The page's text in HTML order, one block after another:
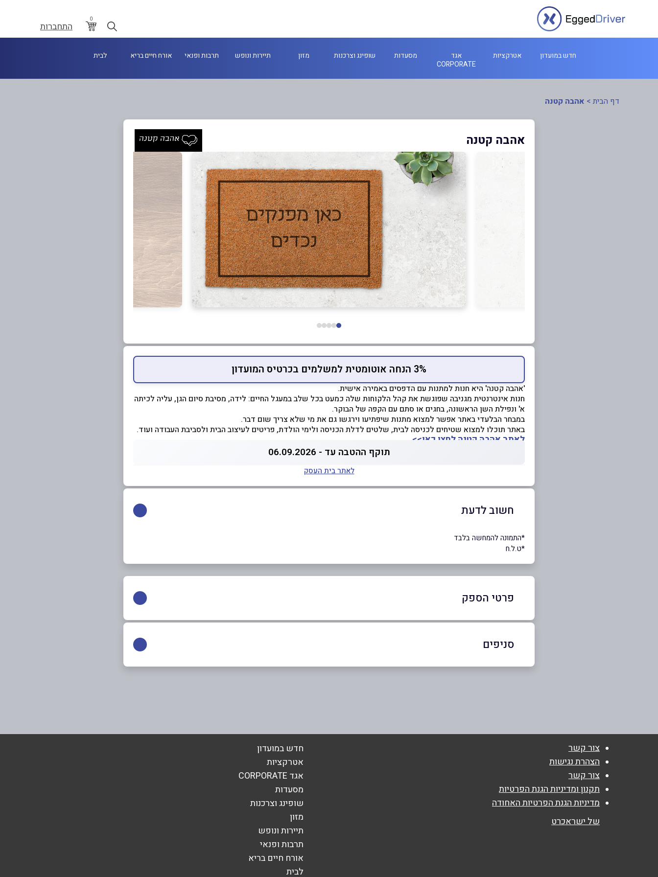
0
התחברות
חדש במועדון אטרקציות
אגד
CORPORATE
מסעדות שופינג וצרכנות מזון תיירות ונופש תרבות ופנאי אורח חיים בריא לבית
דף הבית > אהבה קטנה
אהבה קטנה
3% הנחה אוטומטית למשלמים בכרטיס המועדון
'אהבה קטנה' היא חנות למתנות עם הדפסים באמירה אישית.
חנות אינטרנטית מגניבה שפוגשת את קהל הלקוחות שלה כמעט בכל שלב במעגל החיים: לידה, מסיבת סיום הגן, עליה לכיתה
א' ונפילת השן הראשונה, בחגים או סתם עם הקפה של הבוקר.
במבחר הבלעדי באתר אפשר למצוא מתנות שיפתיעו וירגשו גם את מי שלא צריך שום דבר.
באתר תוכלו למצוא שטיחים לכניסה לבית, שלטים לדלת הכניסה ולימי הולדת, פריטים לעיצוב הבית ולסביבת העבודה ועוד.
לאתר אהבה קטנה לחצו כאן>>
תוקף ההטבה עד - 06.09.2026
לאתר בית העסק
חשוב לדעת
*התמונה להמחשה בלבד
*ט.ל.ח
פרטי הספק
הודעה
סניפים
צור קשר
הצהרת נגישות
צור קשר
תקנון ומדיניות הגנת הפרטיות
מדיניות הגנת הפרטיות האחודה
של ישראכרט
חדש במועדון
אטרקציות
אגד CORPORATE
מסעדות
שופינג וצרכנות
מזון
תיירות ונופש
תרבות ופנאי
אורח חיים בריא
לבית